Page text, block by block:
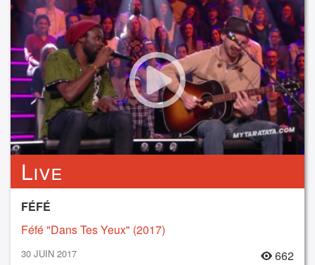
Live
FÉFÉ
Féfé "Dans Tes Yeux" (2017)
30 JUIN 2017 662